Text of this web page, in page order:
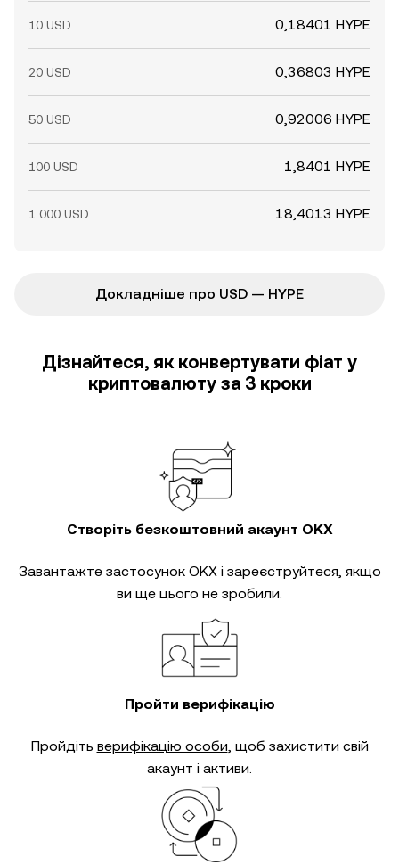
10 USD 0,18401 HYPE
20 USD 0,36803 HYPE
50 USD 0,92006 HYPE
100 USD 1,8401 HYPE
1 000 USD 18,4013 HYPE
Докладніше про USD — HYPE
Дізнайтеся, як конвертувати фіат у
криптовалюту за 3 кроки
Створіть безкоштовний акаунт OKX
Завантажте застосунок OKX і зареєструйтеся, якщо
ви ще цього не зробили.
Пройти верифікацію
Пройдіть верифікацію особи, щоб захистити свій
акаунт і активи.